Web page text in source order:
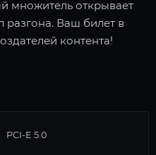
множитель открывает
разгона. Ваш билет в
контента!
PCI-E 5.0